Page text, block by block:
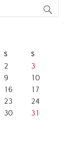
S S
2
3
9
10
16
17
23
24
30
31